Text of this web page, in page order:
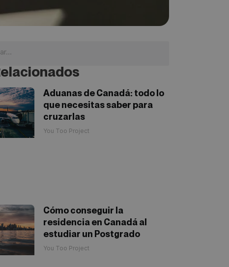
Aduanas de Canadá: todo lo
que necesitas saber para
cruzarlas
You Too Project
Cómo conseguir la
residencia en Canadá al
estudiar un Postgrado
You Too Project